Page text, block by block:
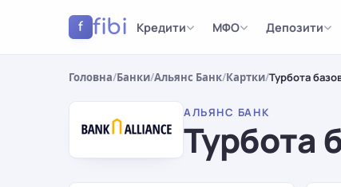
f fibi Кредити МФО Депозити
Головна/Банки/Альянс Банк/Картки/Турбота
АЛЬЯНС БАНК
Турбота